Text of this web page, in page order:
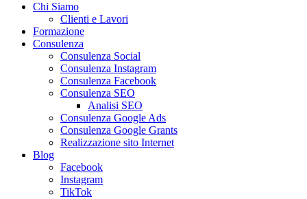
Chi Siamo
Clienti e Lavori
Formazione
Consulenza
Consulenza Social
Consulenza Instagram
Consulenza Facebook
Consulenza SEO
Analisi SEO
Consulenza Google Ads
Consulenza Google Grants
Realizzazione sito Internet
Blog
Facebook
Instagram
TikTok